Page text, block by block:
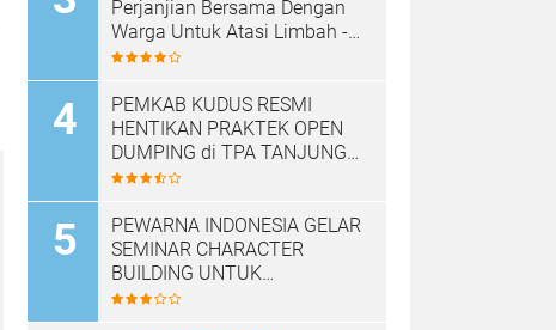
Perjanjian Bersama Dengan
Warga Untuk Atasi Limbah -
Pabrik Aci Giat Perbaiki Kobak
PEMKAB KUDUS RESMI
HENTIKAN PRAKTEK OPEN
DUMPING di TPA TANJUNG
REJO, KEC.JEKULO
SISTEM PENGELOLAAN
SAMPAH BARU
PEWARNA INDONESIA GELAR
SEMINAR CHARACTER
BUILDING UNTUK
MEMBANGUN JURNALIS